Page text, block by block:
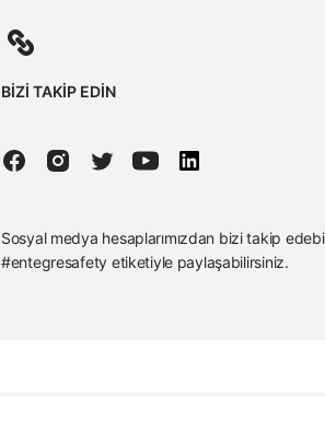
BİZİ TAKİP EDİN
Sosyal medya hesaplarımızdan bizi takip
#entegresafety etiketiyle paylaşabilirsiniz.